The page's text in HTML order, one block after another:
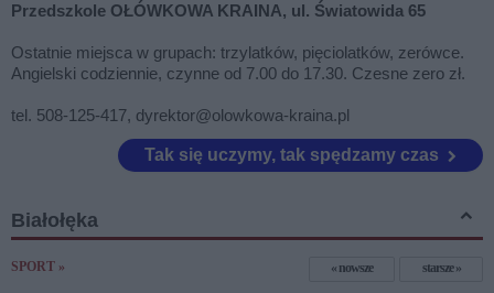
Przedszkole OŁÓWKOWA KRAINA, ul. Światowida 65
Ostatnie miejsca w grupach: trzylatków, pięciolatków, zerówce.
Angielski codziennie, czynne od 7.00 do 17.30. Czesne zero zł.
tel. 508-125-417, dyrektor@olowkowa-kraina.pl
Tak się uczymy, tak spędzamy czas
Białołęka
SPORT » nowsze starsze